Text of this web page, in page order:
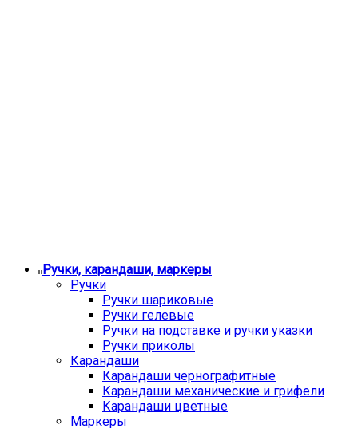
Ручки, карандаши, маркеры
Ручки
Ручки шариковые
Ручки гелевые
Ручки на подставке и ручки указки
Ручки приколы
Карандаши
Карандаши чернографитные
Карандаши механические и грифели
Карандаши цветные
Маркеры